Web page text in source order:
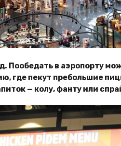
Пообедать в аэропорту
где пекут пребольшие
— колу, фанту или